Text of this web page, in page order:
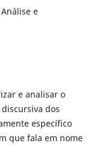
e
e analisar o
dos
específico
que fala em nome